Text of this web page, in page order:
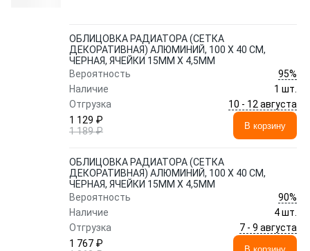
ОБЛИЦОВКА РАДИАТОРА (СЕТКА
ДЕКОРАТИВНАЯ) АЛЮМИНИЙ, 100 Х 40 СМ,
ЧЕРНАЯ, ЯЧЕЙКИ 15ММ Х 4,5ММ
Вероятность
95%
Наличие
1 шт.
Отгрузка
10 - 12 августа
1 129 ₽
1 189 ₽
В корзину
ОБЛИЦОВКА РАДИАТОРА (СЕТКА
ДЕКОРАТИВНАЯ) АЛЮМИНИЙ, 100 Х 40 СМ,
ЧЕРНАЯ, ЯЧЕЙКИ 15ММ Х 4,5ММ
Вероятность
90%
Наличие
4 шт.
Отгрузка
7 - 9 августа
1 767 ₽
В корзину